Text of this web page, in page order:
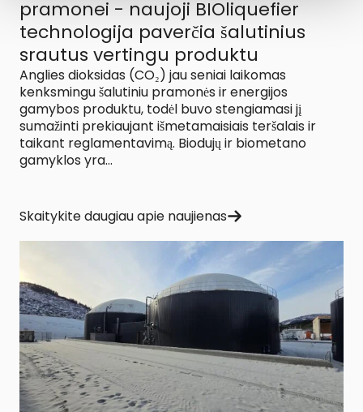
pramonei - naujoji BIOliquefier
technologija paverčia šalutinius
srautus vertingu produktu
Anglies dioksidas (CO₂) jau seniai laikomas
kenksmingu šalutiniu pramonės ir energijos
gamybos produktu, todėl buvo stengiamasi jį
sumažinti prekiaujant išmetamaisiais teršalais ir
taikant reglamentavimą. Biodujų ir biometano
gamyklos yra...
Skaitykite daugiau apie naujienas